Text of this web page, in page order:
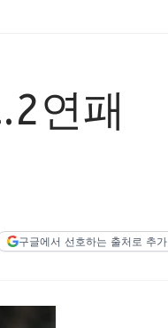
연패
구글에서 선호하는 출처로 추가